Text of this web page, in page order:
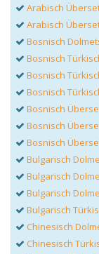
Arabisch
Arabisch
Bosnisch
Bosnisch
Bosnisch
Bosnisch
Bosnisch
Bosnisch
Bosnisch
Bulgarisch
Bulgarisch
Bulgarisch
Bulgarisch
Chinesisch
Chinesisch